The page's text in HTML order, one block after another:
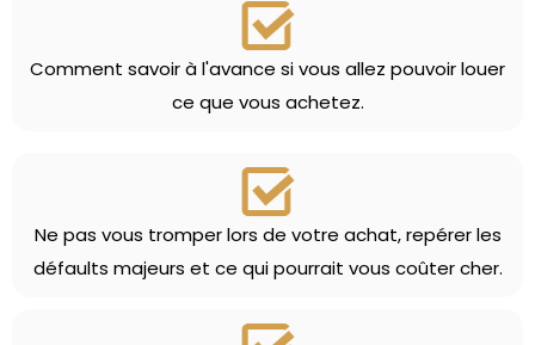
​Comment savoir à l'avance si vous allez pouvoir louer
ce que vous achetez.
Ne pas vous tromper lors de votre achat, repérer les
défaults majeurs et ce qui pourrait vous coûter cher.